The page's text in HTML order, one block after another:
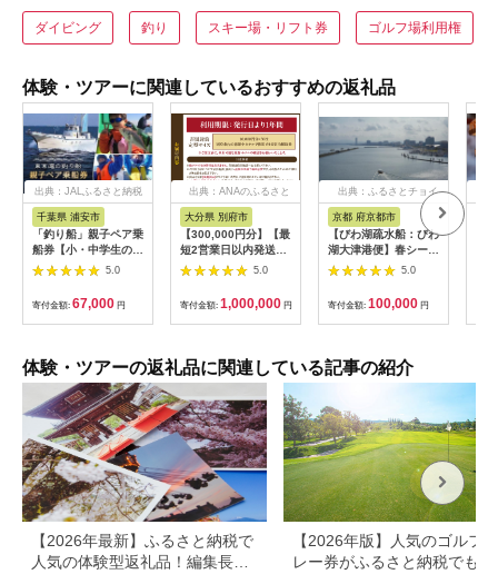
ダイビング 釣り スキー場・リフト券 ゴルフ場利用権
体験・ツアーに関連しているおすすめの返礼品
出典：JALふるさと納税
千葉県 浦安市
「釣り船」親子ペア乗
船券【小・中学生のお
子様】
5.0
寄付金額: 67,000 円
出典：ANAのふるさと
大分県 別府市
【300,000円分】【最
短2営業日以内発送】
別府市内の旅館やホテ
助券 楽しい旅の思い
出を！ 宿泊券 大分県
別府市 3000円 15000
円 30万円 ホテル 旅
館 温泉 旅行 観光 ト
ケット クーポン 宿泊
お泊り 別府温泉 別府
観光 地獄めぐり 旅 お
すすめ 人気 体験型 節
約_B030-007
5.0
寄付金額: 1,000,000 円
出典：ふるさとチョイ
京都 府京都市
【びわ湖疏水船：びわ
湖大津港便】春シーズ
ン先行予約権（２名様
5.0
寄付金額: 100,000 円
体験・ツアーの返礼品に関連している記事の紹介
【2026年最新】ふるさと納税で
人気の体験型返礼品！編集長お
【2026年版】人気のゴルフ
レー券がふるさと納税でもら